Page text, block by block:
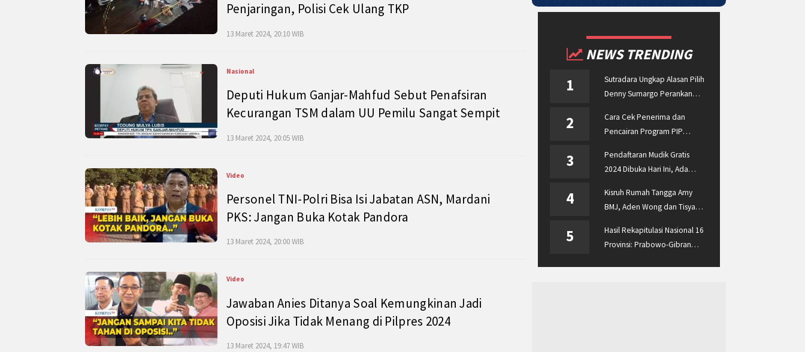
Penjaringan, Polisi Cek Ulang TKP
13 Maret 2024, 20:10 WIB
Nasional
Deputi Hukum Ganjar-Mahfud Sebut Penafsiran
Kecurangan TSM dalam UU Pemilu Sangat Sempit
13 Maret 2024, 20:05 WIB
Video
Personel TNI-Polri Bisa Isi Jabatan ASN, Mardani
PKS: Jangan Buka Kotak Pandora
13 Maret 2024, 20:00 WIB
Video
Jawaban Anies Ditanya Soal Kemungkinan Jadi
Oposisi Jika Tidak Menang di Pilpres 2024
13 Maret 2024, 19:47 WIB
NEWS TRENDING
1
Sutradara Ungkap Alasan Pilih
Denny Sumargo Perankan
2
Cara Cek Penerima dan
Pencairan Program PIP
pip.kemdikbud.go.id
3
Pendaftaran Mudik Gratis
2024 Dibuka Hari Ini, Ada
Jateng dan Dishub Jatim
4
Kisruh Rumah Tangga Amy
BMJ, Aden Wong dan Tisya
Malaysia dan Singapura
5
Hasil Rekapitulasi Nasional 16
Provinsi: Prabowo-Gibran